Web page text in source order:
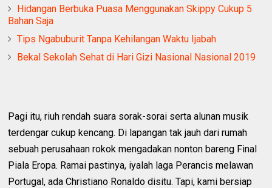
Hidangan Berbuka Puasa Menggunakan Skippy Cukup 5
Bahan Saja
Tips Ngabuburit Tanpa Kehilangan Waktu Ijabah
Bekal Sekolah Sehat di Hari Gizi Nasional Nasional 2019
Pagi itu, riuh rendah suara sorak-sorai serta alunan musik
terdengar cukup kencang. Di lapangan tak jauh dari rumah
sebuah perusahaan rokok mengadakan nonton bareng Final
Piala Eropa. Ramai pastinya, iyalah laga Perancis melawan
Portugal, ada Christiano Ronaldo disitu. Tapi, kami bersiap